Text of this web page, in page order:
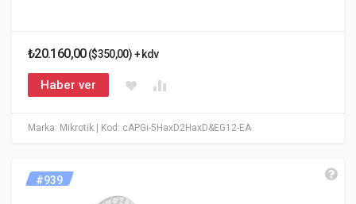
Marka: Mikrotik | Kod: cAPGi-5HaxD2HaxD&EG12-EA
₺20.160,00($350,00) + kdv
Haber ver
#939